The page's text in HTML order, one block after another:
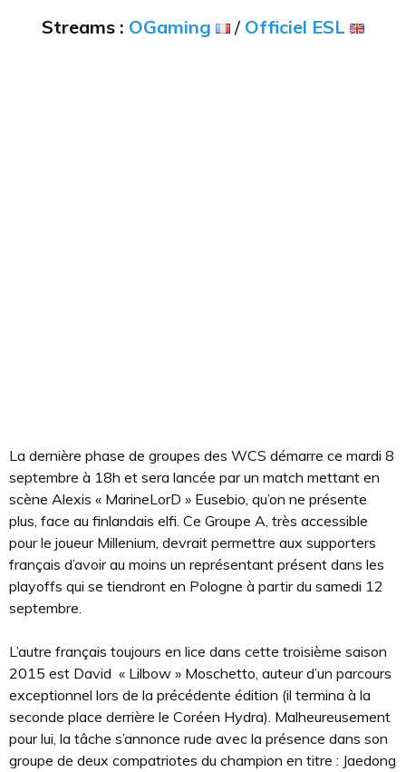
Streams : OGaming / Officiel ESL
La dernière phase de groupes des WCS démarre ce mardi 8
septembre à 18h et sera lancée par un match mettant en
scène Alexis « MarineLorD » Eusebio, qu’on ne présente
plus, face au finlandais elfi. Ce Groupe A, très accessible
pour le joueur Millenium, devrait permettre aux supporters
français d’avoir au moins un représentant présent dans les
playoffs qui se tiendront en Pologne à partir du samedi 12
septembre.
L’autre français toujours en lice dans cette troisième saison
2015 est David « Lilbow » Moschetto, auteur d’un parcours
exceptionnel lors de la précédente édition (il termina à la
seconde place derrière le Coréen Hydra). Malheureusement
pour lui, la tâche s’annonce rude avec la présence dans son
groupe de deux compatriotes du champion en titre : Jaedong